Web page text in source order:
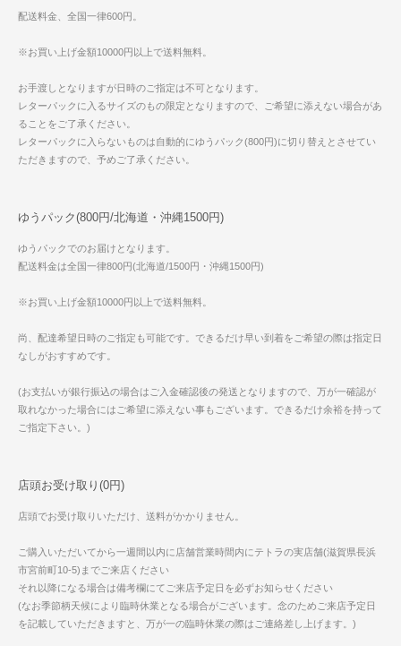
配送料金、全国一律600円。
※お買い上げ金額10000円以上で送料無料。
お手渡しとなりますが日時のご指定は不可となります。
レターパックに入るサイズのもの限定となりますので、ご希望に添えない場合があ
ることをご了承ください。
レターパックに入らないものは自動的にゆうパック(800円)に切り替えとさせてい
ただきますので、予めご了承ください。
ゆうパック(800円/北海道・沖縄1500円)
ゆうパックでのお届けとなります。
配送料金は全国一律800円(北海道/1500円・沖縄1500円)
※お買い上げ金額10000円以上で送料無料。
尚、配達希望日時のご指定も可能です。できるだけ早い到着をご希望の際は指定日
なしがおすすめです。
(お支払いが銀行振込の場合はご入金確認後の発送となりますので、万が一確認が
取れなかった場合にはご希望に添えない事もございます。できるだけ余裕を持って
ご指定下さい。)
店頭お受け取り(0円)
店頭でお受け取りいただけ、送料がかかりません。
ご購入いただいてから一週間以内に店舗営業時間内にテトラの実店舗(滋賀県長浜
市宮前町10-5)までご来店ください
それ以降になる場合は備考欄にてご来店予定日を必ずお知らせください
(なお季節柄天候により臨時休業となる場合がございます。念のためご来店予定日
を記載していただきますと、万が一の臨時休業の際はご連絡差し上げます。)